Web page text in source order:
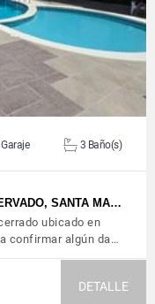
3 Baño(s)
SANTA MA…
ubicado en
confirmar algún da…
DETALLE